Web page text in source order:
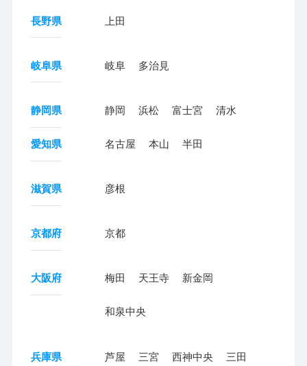
長野県 上田
岐阜県 岐阜 多治見
静岡県 静岡 浜松 富士宮 清水
愛知県 名古屋 本山 半田
滋賀県 彦根
京都府 京都
大阪府 梅田 天王寺 新金岡
和泉中央
兵庫県 芦屋 三宮 西神中央 三田